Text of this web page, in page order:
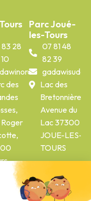
28
des
Parc Joué-
les-Tours
07 81 48
82 39
Lac des
Bretonnières,
Avenue du
Lac 37300
JOUE-LES-
TOURS